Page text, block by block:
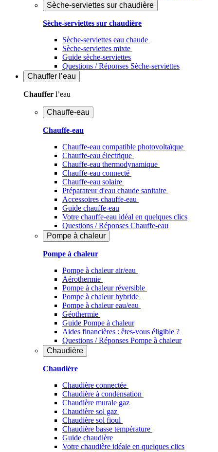
Sèche-serviettes sur chaudière
Sèche-serviettes sur chaudière
Sèche-serviettes eau chaude
Sèche-serviettes mixte
Guide sèche-serviettes
Questions / Réponses Sèche-serviettes
Chauffer l’eau
Chauffer l’eau
Chauffe-eau
Chauffe-eau
Chauffe-eau compatible photovoltaïque
Chauffe-eau électrique
Chauffe-eau thermodynamique
Chauffe-eau connecté
Chauffe-eau solaire
Préparateur d'eau chaude sanitaire
Accessoires chauffe-eau
Guide chauffe-eau
Votre chauffe-eau idéal en quelques clics
Questions / Réponses Chauffe-eau
Pompe à chaleur
Pompe à chaleur
Pompe à chaleur air/eau
Aérothermie
Pompe à chaleur réversible
Pompe à chaleur hybride
Pompe à chaleur​ eau/eau
Géothermie
Guide Pompe à chaleur
Aides financières : êtes-vous éligible ?
Questions / Réponses Pompe à chaleur
Chaudière
Chaudière
Chaudière connectée
Chaudière à condensation
Chaudière murale gaz
Chaudière sol gaz
Chaudière sol fioul
Chaudière basse température
Guide chaudière
Votre chaudière idéale en quelques clics